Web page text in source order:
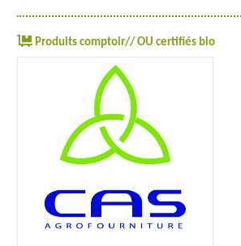
Produits comptoir// OU certifiés bio